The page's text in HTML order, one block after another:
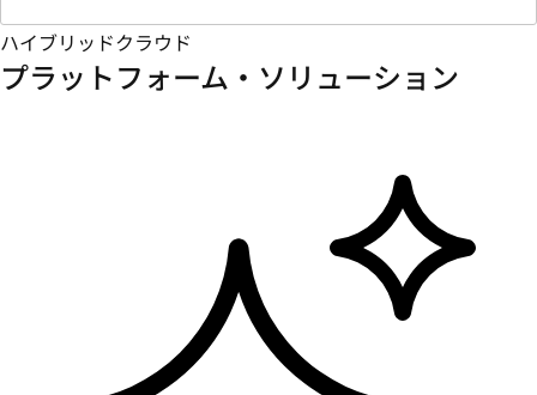
ハイブリッドクラウド
プラットフォーム・ソリューション